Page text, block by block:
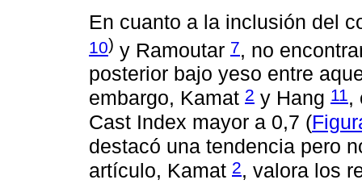
En cuanto a la inclusión del
10) y Ramoutar 7, no
posterior bajo yeso entre
embargo, Kamat 2 y Hang 11,
Cast Index mayor a 0,7 (
destacó una tendencia pero
artículo, Kamat 2, valora los